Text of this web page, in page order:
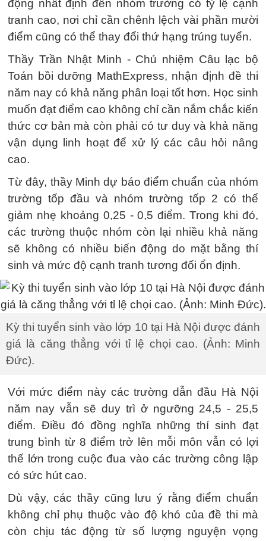
động nhất định đến nhóm trường có tỷ lệ cạnh
tranh cao, nơi chỉ cần chênh lệch vài phần mười
điểm cũng có thể thay đổi thứ hạng trúng tuyển.
Thầy Trần Nhật Minh - Chủ nhiệm Câu lạc bộ
Toán bồi dưỡng MathExpress, nhận định đề thi
năm nay có khả năng phân loại tốt hơn. Học sinh
muốn đạt điểm cao không chỉ cần nắm chắc kiến
thức cơ bản mà còn phải có tư duy và khả năng
vận dụng linh hoạt để xử lý các câu hỏi nâng
cao.
Từ đây, thầy Minh dự báo điểm chuẩn của nhóm
trường tốp đầu và nhóm trường tốp 2 có thể
giảm nhẹ khoảng 0,25 - 0,5 điểm. Trong khi đó,
các trường thuộc nhóm còn lại nhiều khả năng
sẽ không có nhiều biến động do mặt bằng thí
sinh và mức độ cạnh tranh tương đối ổn định.
Kỳ thi tuyển sinh vào lớp 10 tại Hà Nội được đánh
giá là căng thẳng với tỉ lệ chọi cao. (Ảnh: Minh
Đức).
Với mức điểm này các trường dẫn đầu Hà Nội
năm nay vẫn sẽ duy trì ở ngưỡng 24,5 - 25,5
điểm. Điều đó đồng nghĩa những thí sinh đạt
trung bình từ 8 điểm trở lên mỗi môn vẫn có lợi
thế lớn trong cuộc đua vào các trường công lập
có sức hút cao.
Dù vậy, các thầy cũng lưu ý rằng điểm chuẩn
không chỉ phụ thuộc vào độ khó của đề thi mà
còn chịu tác động từ số lượng nguyện vọng